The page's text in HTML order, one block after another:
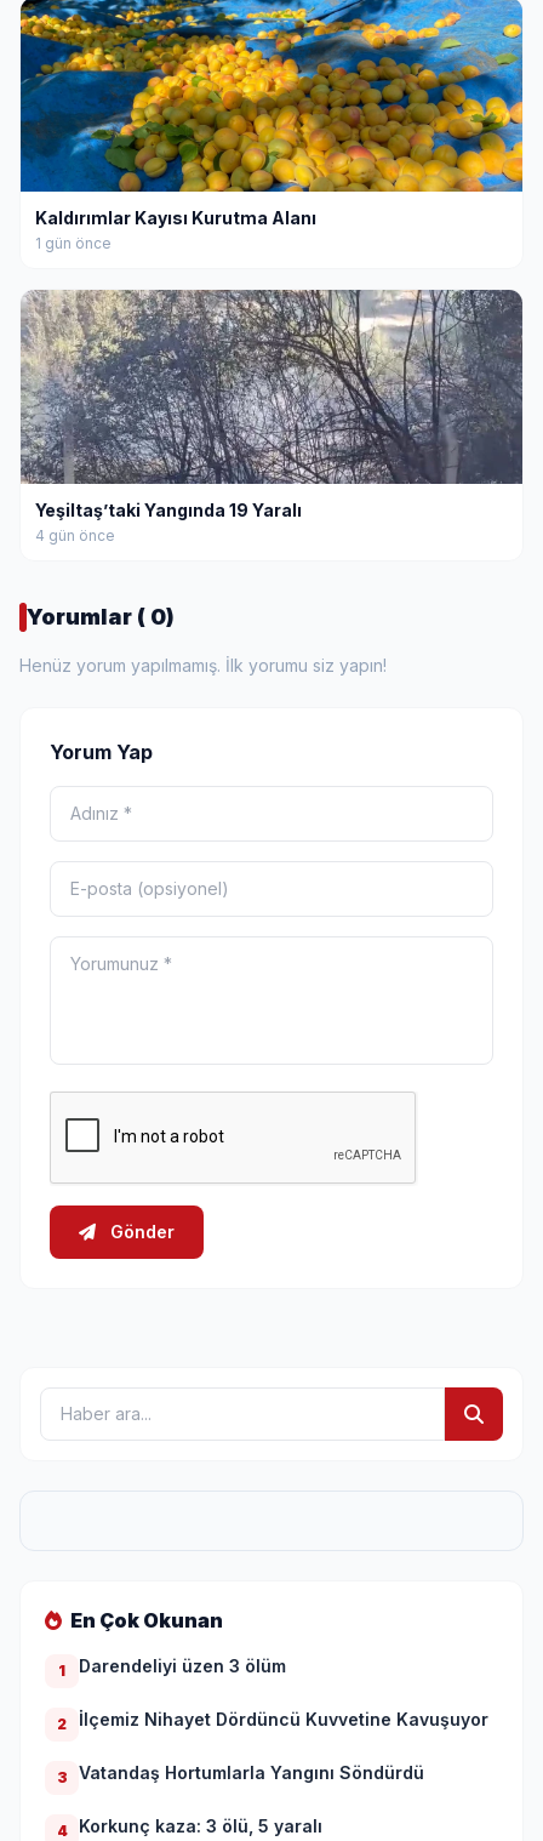
Kaldırımlar Kayısı Kurutma Alanı
1 gün önce
Yeşiltaş’taki Yangında 19 Yaralı
4 gün önce
Yorumlar ( 0)
Henüz yorum yapılmamış. İlk yorumu siz yapın!
Yorum Yap
Gönder
En Çok Okunan
1 Darendeliyi üzen 3 ölüm
2 İlçemiz Nihayet Dördüncü Kuvvetine Kavuşuyor
3 Vatandaş Hortumlarla Yangını Söndürdü
4 Korkunç kaza: 3 ölü, 5 yaralı